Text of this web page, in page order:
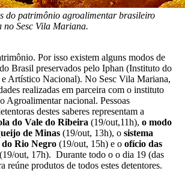
do patrimônio agroalimentar brasileiro
no Sesc Vila Mariana.
Por isso existem alguns modos de
Brasil preservados pelo Iphan (Instituto do
Artístico Nacional). No Sesc Vila Mariana,
realizadas em parceira com o instituto
Agroalimentar nacional. Pessoas
destes saberes representam a
do Vale do Ribeira (19/out,11h), o modo
de Minas (19/out, 13h), o sistema
Rio Negro (19/out, 15h) e o ofício das
(19/out, 17h). Durante todo o o dia 19 (das
reúne produtos de todos estes detentores.